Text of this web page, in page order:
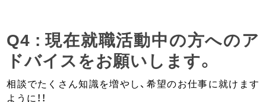
Q4 : 現在就職活動中の方へのア
ドバイスをお願いします。
相談でたくさん知識を増やし、希望のお仕事に就けます
ように！！